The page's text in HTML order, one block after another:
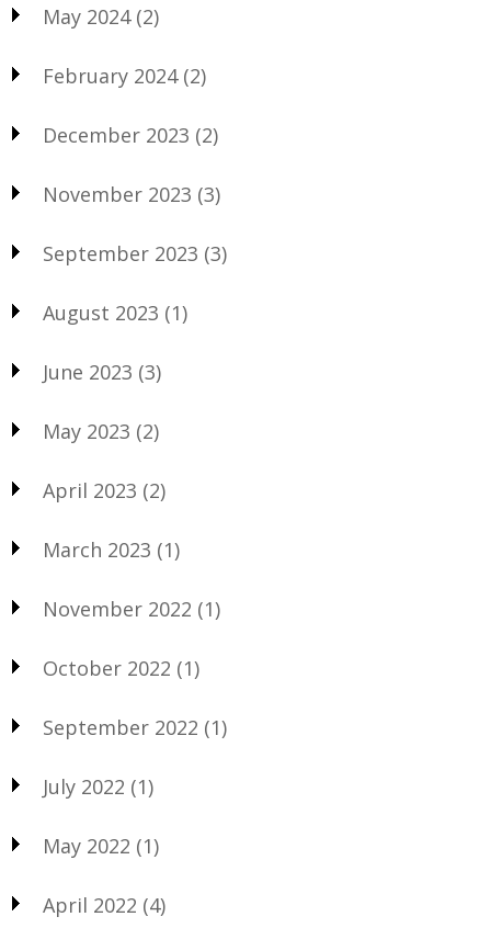
May 2024(2)
February 2024(2)
December 2023 (2)
November 2023 (3)
September 2023 (3)
August 2023 (1)
June 2023 (3)
May 2023 (2)
April 2023 (2)
March 2023 (1)
November 2022 (1)
October 2022 (1)
September 2022 (1)
July 2022 (1)
May 2022 (1)
April 2022 (4)